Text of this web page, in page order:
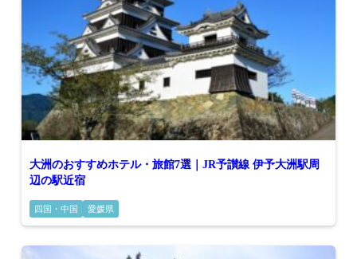
大洲のおすすめホテル・旅館7選｜JR予讃線 伊予大洲駅周
辺の駅近宿
四国・中国 愛媛県